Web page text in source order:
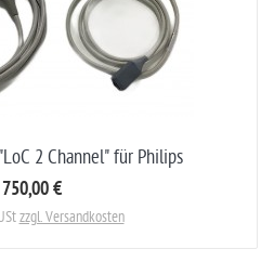
2 Channel" für Philips
750,00 €
zzgl. Versandkosten